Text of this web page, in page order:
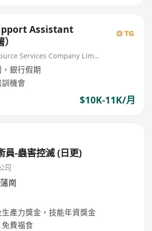
Assistant
TG Human Resource Services Company Limited
銀行假期
機會
$10K-11K/月
員-蟲害控滅 (日更)
司
崗
產力獎金，技能年資獎金
費福食